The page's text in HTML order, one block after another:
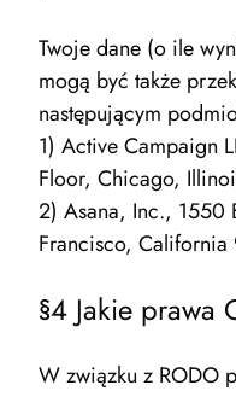
Twoje dane (o ile
mogą być także
następującym
1) Active Campaign
Floor, Chicago,
2) Asana, Inc., 1550
Francisco,
§4 Jakie prawa
W związku z RODO